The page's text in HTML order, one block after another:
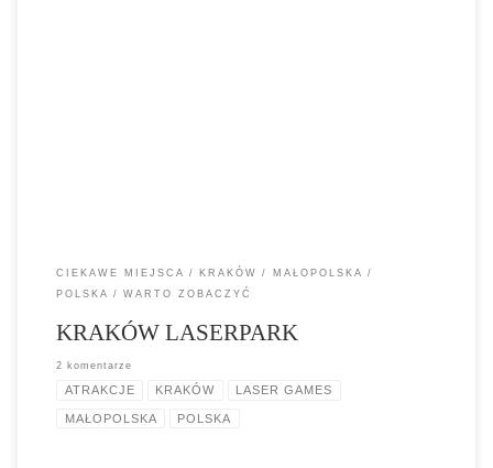
CIEKAWE MIEJSCA KRAKÓW
MAŁOPOLSKA
POLSKA
WARTO ZOBACZYĆ
KRAKÓW LASERPARK
2 komentarze
ATRAKCJE KRAKÓW LASER GAMES
MAŁOPOLSKA POLSKA